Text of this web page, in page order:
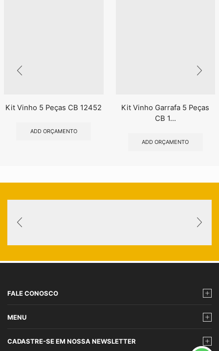
Kit Vinho 5 Peças CB 12452
ADD ORÇAMENTO
Kit Vinho Garrafa 5 Peças
CB 1...
ADD ORÇAMENTO
FALE CONOSCO
MENU
CADASTRE-SE EM NOSSA NEWSLETTER